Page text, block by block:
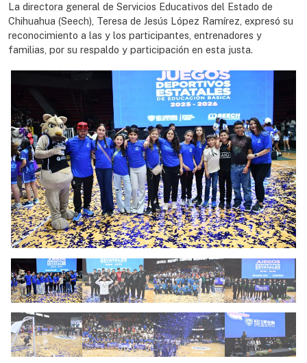
La directora general de Servicios Educativos del Estado de
Chihuahua (Seech), Teresa de Jesús López Ramírez, expresó su
reconocimiento a las y los participantes, entrenadores y
familias, por su respaldo y participación en esta justa.